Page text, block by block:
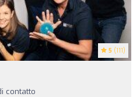
5 (111)
contatto